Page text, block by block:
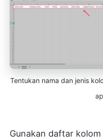
Tentukan nama dan jenis
Gunakan daftar